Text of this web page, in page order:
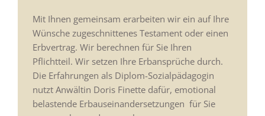
Mit Ihnen gemeinsam erarbeiten wir ein auf Ihre
Wünsche zugeschnittenes Testament oder einen
Erbvertrag. Wir berechnen für Sie Ihren
Pflichtteil. Wir setzen Ihre Erbansprüche durch.
Die Erfahrungen als Diplom-Sozialpädagogin
nutzt Anwältin Doris Finette dafür, emotional
belastende Erbauseinandersetzungen für Sie